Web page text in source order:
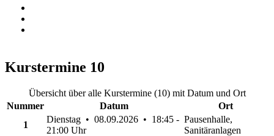
Kurstermine 10
Übersicht über alle Kurstermine (10) mit Datum und Ort
Nummer
Datum
Ort
1
Dienstag • 08.09.2026 • 18:45 -
21:00 Uhr
Pausenhalle,
Sanitäranlagen